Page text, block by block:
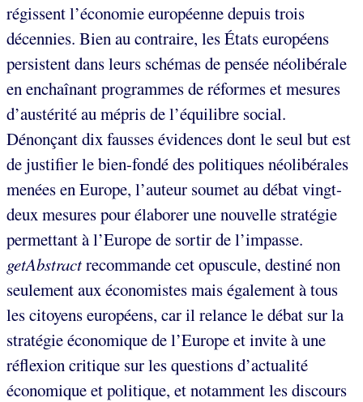
régissent l’économie européenne depuis trois
décennies. Bien au contraire, les États européens
persistent dans leurs schémas de pensée néolibérale
en enchaînant programmes de réformes et mesures
d’austérité au mépris de l’équilibre social.
Dénonçant dix fausses évidences dont le seul but est
de justifier le bien-fondé des politiques néolibérales
menées en Europe, l’auteur soumet au débat vingt-
deux mesures pour élaborer une nouvelle stratégie
permettant à l’Europe de sortir de l’impasse.
getAbstractrecommande cet opuscule, destiné non
seulement aux économistes mais également à tous
les citoyens européens, car il relance le débat sur la
stratégie économique de l’Europe et invite à une
réflexion critique sur les questions d’actualité
économique et politique, et notamment les discours